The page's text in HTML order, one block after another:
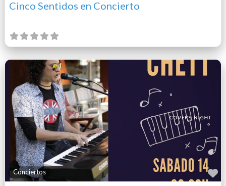
Cinco Sentidos en Concierto
Conciertos